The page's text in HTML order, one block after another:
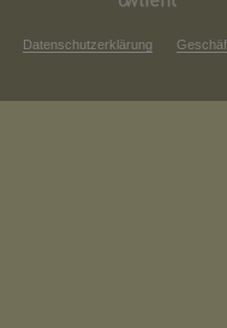
Datenschutzerklärung